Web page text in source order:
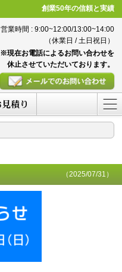
創業50年の信頼と実績
営業時間 : 9:00~12:00/13:00~14:00
（休業日 / 土日祝日）
※現在お電話によるお問い合わせを
休止させていただいております。
（2025/07/31）